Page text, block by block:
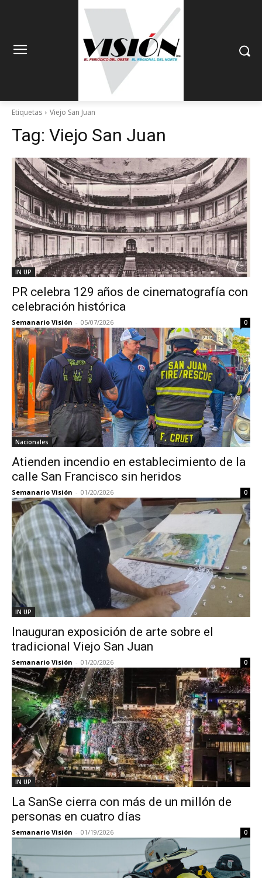
Etiquetas Viejo San Juan
Tag: Viejo San Juan
IN UP
PR celebra 129 años de cinematografía con
celebración histórica
Semanario Visión - 05/07/2026 0
Nacionales
Atienden incendio en establecimiento de la
calle San Francisco sin heridos
Semanario Visión - 01/20/2026 0
IN UP
Inauguran exposición de arte sobre el
tradicional Viejo San Juan
Semanario Visión - 01/20/2026 0
IN UP
La SanSe cierra con más de un millón de
personas en cuatro días
Semanario Visión - 01/19/2026 0